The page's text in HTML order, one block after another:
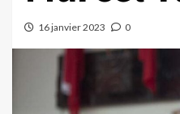
16 janvier 2023 0